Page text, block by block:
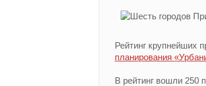
Рейтинг крупнейших
планирования
В рейтинг вошли